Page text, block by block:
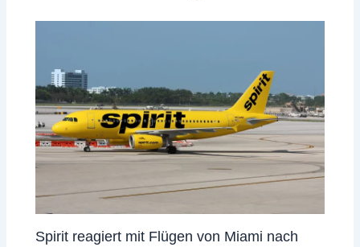
Spirit reagiert mit Flügen von Miami nach